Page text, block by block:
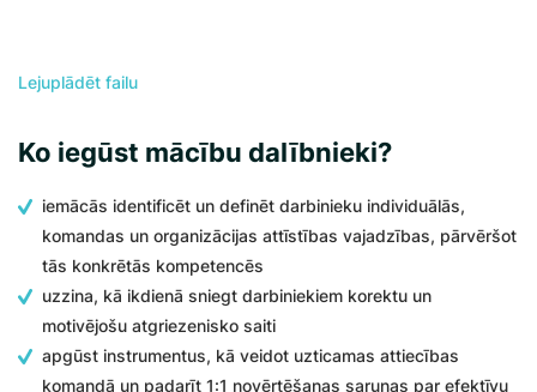
Lejuplādēt failu
Ko iegūst mācību dalībnieki?
iemācās identificēt un definēt darbinieku individuālās,
komandas un organizācijas attīstības vajadzības, pārvēršot
tās konkrētās kompetencēs
uzzina, kā ikdienā sniegt darbiniekiem korektu un
motivējošu atgriezenisko saiti
apgūst instrumentus, kā veidot uzticamas attiecības
komandā un padarīt 1:1 novērtēšanas sarunas par efektīvu